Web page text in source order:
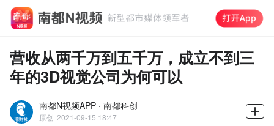
营收从两千万到五千万，成立不到三
年的3D视觉公司为何可以
南都N视频APP · 南都科创
原创 2021-09-15 18:47